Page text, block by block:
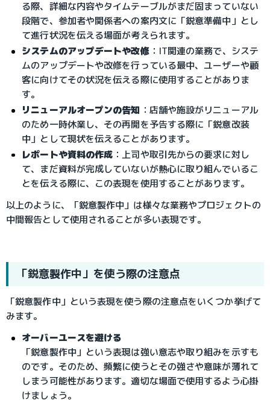
る際、詳細な内容やタイムテーブルがまだ固まっていない
段階で、参加者や関係者への案内文に「鋭意準備中」とし
て進行状況を伝える場面が考えられます。
システムのアップデートや改修：IT関連の業務で、システ
ムのアップデートや改修を行っている最中、ユーザーや顧
客に向けてその状況を伝える際に使用することがありま
す。
リニューアルオープンの告知 ：店舗や施設がリニューアル
のため一時休業し、その再開を予告する際に「鋭意改装
中」として現状を伝えることがあります。
レポートや資料の作成 ：上司や取引先からの要求に対し
て、まだ資料が完成していないが熱心に取り組んでいるこ
とを伝える際に、この表現を使用することがあります。
以上のように、「鋭意製作中」は様々な業務やプロジェクトの
中間報告として使用されることが多い表現です。
「鋭意製作中」を使う際の注意点
「鋭意製作中」という表現を使う際の注意点をいくつか挙げて
みます。
オーバーユースを避ける
「鋭意製作中」という表現は強い意志や取り組みを示すも
のです。そのため、頻繁に使うとその強さや意味が薄れて
しまう可能性があります。適切な場面で使用するよう心掛
けましょう。